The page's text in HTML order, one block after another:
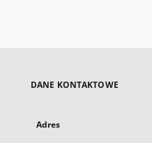
DANE KONTAKTOWE
Adres